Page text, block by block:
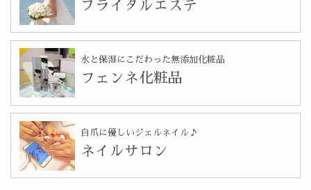
ブライダルエステ
水と保湿にこだわった無添加化粧品
フェンネ化粧品
自爪に優しいジェルネイル♪
ネイルサロン